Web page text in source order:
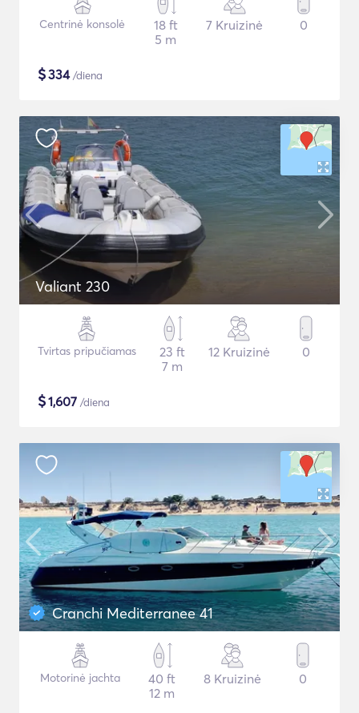
Centrinė konsolė
18 ft
5 m
7 Kruizinė 0
$334/diena
Valiant 230
Tvirtas pripučiamas
23 ft
7 m
12 Kruizinė 0
$1,607 /diena
Cranchi Mediterranee 41
Motorinė jachta
40 ft
12 m
8 Kruizinė 0